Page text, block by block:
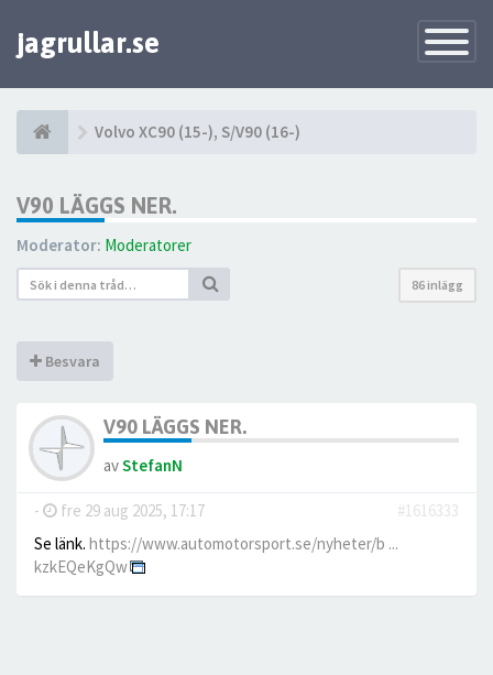
Toggle
jagrullar.se
Volvo XC90 (15-), S/V90 (16-)
V90 LÄGGS NER.
Moderator: Moderatorer
86 inlägg
Besvara
V90 LÄGGS NER.
avStefanN
- fre 29 aug 2025, 17:17
#1616333
Se länk. https://www.automotorsport.se/nyheter/b ...
kzkEQeKgQw